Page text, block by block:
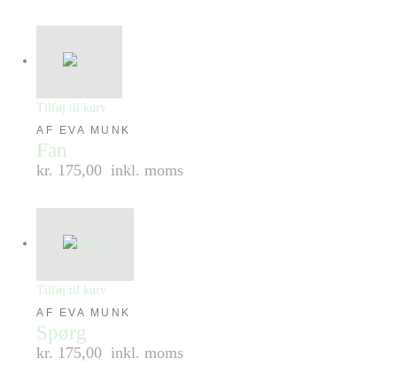
Tilføj til kurv
AF EVA MUNK
Fan
kr. 175,00 inkl. moms
Tilføj til kurv
AF EVA MUNK
Spørg
kr. 175,00 inkl. moms